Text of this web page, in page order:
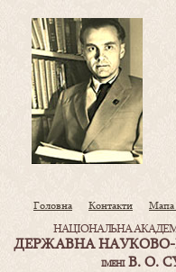
Головна Контакти Мапа
НАЦІОНАЛЬНА
ДЕРЖАВНА НАУКОВО-
ІМЕНІВ. О.